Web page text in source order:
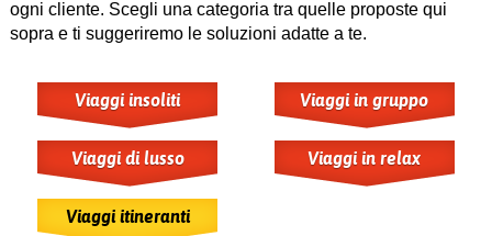
ogni cliente. Scegli una categoria tra quelle proposte qui
sopra e ti suggeriremo le soluzioni adatte a te.
Viaggi insoliti Viaggi in gruppo
Viaggi di lusso Viaggi in relax
Viaggi itineranti